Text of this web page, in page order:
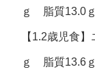
ｇ 脂質13.0ｇ
【1.2歳児食
ｇ 脂質13.6ｇ